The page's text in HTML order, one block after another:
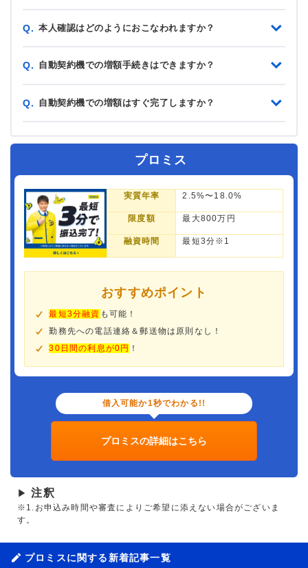
Q. 本人確認はどのようにおこなわれますか？
Q. 自動契約機での増額手続きはできますか？
Q. 自動契約機での増額はすぐ完了しますか？
プロミス
実質年率 2.5%〜18.0%
限度額 最大800万円
融資時間 最短3分※1
おすすめポイント
最短3分融資 も可能！
勤務先への電話連絡＆郵送物は原則なし！
30日間の利息が0円 ！
借入可能か1秒でわかる!!
プロミスの詳細はこちら
▶ 注釈
※1.お申込み時間や審査によりご希望に添えない場合がございま
す。
プロミスに関する新着記事一覧